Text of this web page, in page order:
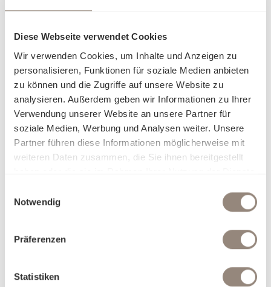
Diese Webseite verwendet Cookies
Wir verwenden Cookies, um Inhalte und Anzeigen zu
personalisieren, Funktionen für soziale Medien anbieten
zu können und die Zugriffe auf unsere Website zu
analysieren. Außerdem geben wir Informationen zu Ihrer
Verwendung unserer Website an unsere Partner für
soziale Medien, Werbung und Analysen weiter. Unsere
Partner führen diese Informationen möglicherweise mit
weiteren Daten zusammen, die Sie ihnen bereitgestellt
Notwendig
Präferenzen
Statistiken